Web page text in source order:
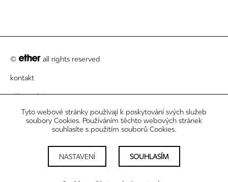
© all rights reserved
kontakt
zákaznický servis
právní informace
nastavení cookies
Tyto webové stránky používají k poskytování svých služeb
soubory Cookies. Používáním těchto webových stránek
souhlasíte s použitím souborů Cookies.
NASTAVENÍ SOUHLASÍM